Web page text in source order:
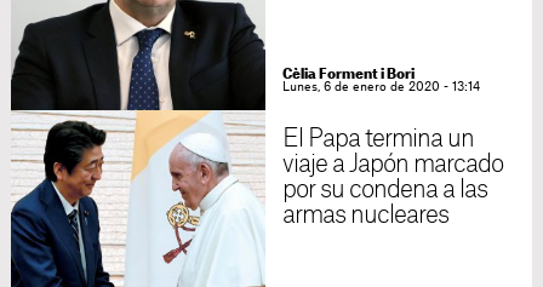
Cèlia Forment i Bori
Lunes, 6 de enero de 2020 - 13:14
El Papa termina un
viaje a Japón marcado
por su condena a las
armas nucleares